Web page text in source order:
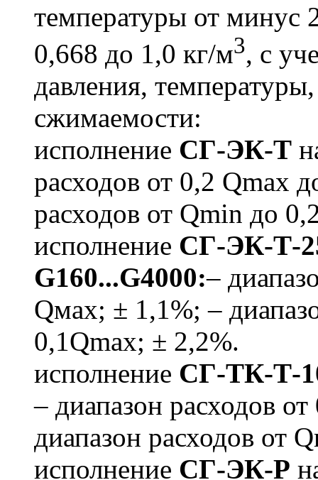
температуры от минус
0,668 до 1,0 кг/м3, с
давления,
сжимаемости:
исполнение СГ-ЭК-Т
расходов от 0,2 Qmax
расходов от Qmin до
исполнение СГ-ЭК-Т-
G160...G4000:–
Qмах; ± 1,1%; –
0,1Qmax; ± 2,2%.
исполнение СГ-ТК-Т-
– диапазон расходов
диапазон расходов от
исполнение СГ-ЭК-Р